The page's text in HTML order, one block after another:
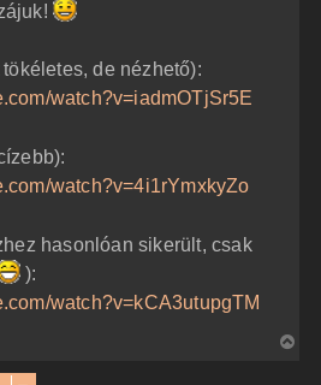
de nézhető):
watch?v=iadmOTjSr5E
watch?v=4i1rYmxkyZo
hasonlóan sikerült, csak
):
watch?v=kCA3utupgTM